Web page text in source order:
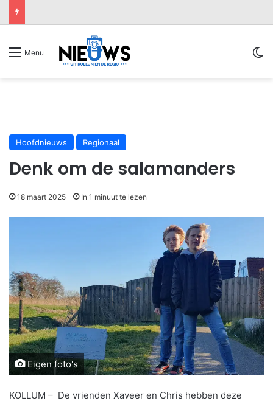
Menu
Hoofdnieuws Regionaal
Denk om de salamanders
18 maart 2025 In 1 minuut te lezen
Eigen foto's
KOLLUM – De vrienden Xaveer en Chris hebben deze